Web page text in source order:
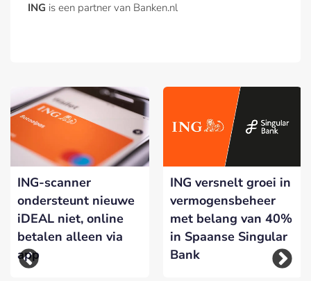
ING is een partner van Banken.nl
ING-scanner
ondersteunt nieuwe
iDEAL niet, online
betalen alleen via
app
ING versnelt groei in
vermogensbeheer
met belang van 40%
in Spaanse Singular
Bank